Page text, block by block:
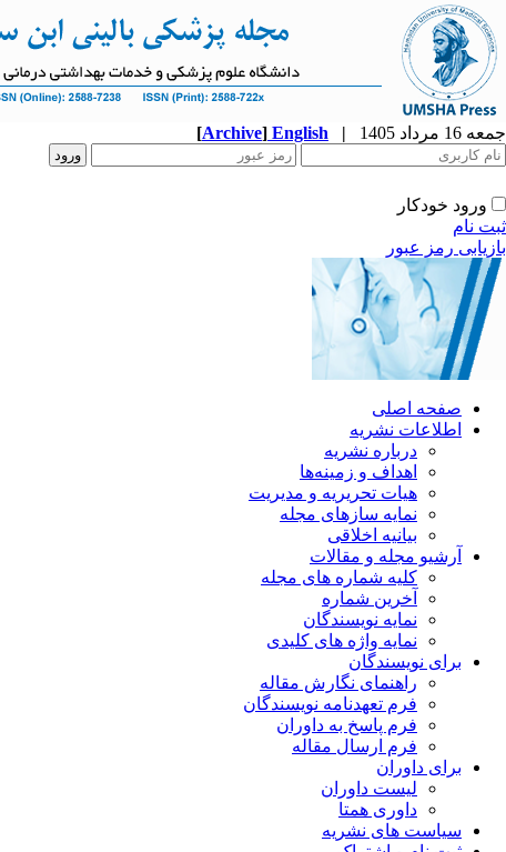
جمعه 16 مرداد 1405 |
English
[Archive]
ورود خودکار
ثبت نام
بازیابی رمز عبور
صفحه اصلی
اطلاعات نشریه
درباره نشریه
اهداف و زمینه‌ها
هیات تحریریه و مدیریت
نمایه سازهای مجله
بیانیه اخلاقی
آرشیو مجله و مقالات
کلیه شماره های مجله
آخرین شماره
نمایه نویسندگان
نمایه واژه های کلیدی
برای نویسندگان
راهنمای نگارش مقاله
فرم تعهدنامه نویسندگان
فرم پاسخ به داوران
فرم ارسال مقاله
برای داوران
لیست داوران
داوری همتا
سیاست های نشریه